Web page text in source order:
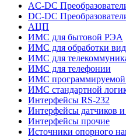
AC-DC
DC-DC
АЦП
ИМС для бытовой РЭА
ИМС для обработки
ИМС для
ИМС для телефонии
ИМС программируемой
ИМС стандартной
Интерфейсы RS-232
Интерфейсы датчиков и
Интерфейсы прочие
Источники опорного